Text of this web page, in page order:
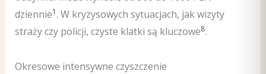
dziennie1 . W kryzysowych sytuacjach, jak wizyty
straży czy policji, czyste klatki są kluczowe8.
Okresowe intensywne czyszczenie